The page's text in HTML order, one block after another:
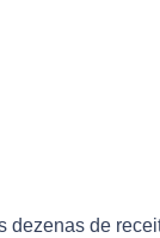
dezenas de